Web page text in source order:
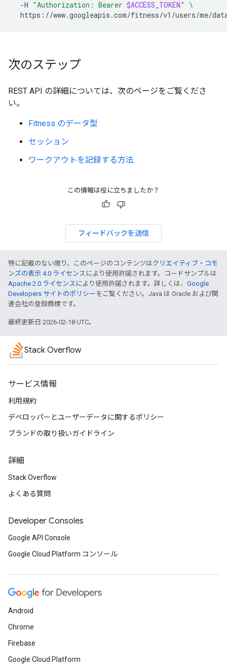
-H "Authorization: Bearer $ACCESS_TOKEN"
\
https://www.googleapis.com/fitness/v1/users/me/
次のステップ
REST API の詳細については、次のページをご覧くださ
い。
Fitness のデータ型
セッション
ワークアウトを記録する方法
この情報は役に立ちましたか？
フィードバックを送信
特に記載のない限り、このページのコンテンツはクリエイティブ・コモ
ンズの表示 4.0 ライセンス により使用許諾されます。コードサンプルは
Apache 2.0 ライセンス により使用許諾されます。詳しくは、 Google
Developers サイトのポリシー をご覧ください。Java は Oracle および関
連会社の登録商標です。
最終更新日 2026-02-18 UTC。
Stack Overflow
サービス情報
利用規約
デベロッパーとユーザーデータに関するポリシー
ブランドの取り扱いガイドライン
詳細
Stack Overflow
よくある質問
Developer Consoles
Google API Console
Google Cloud Platform コンソール
Android
Chrome
Firebase
Google Cloud Platform